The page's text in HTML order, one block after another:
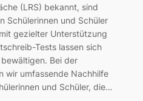
(LRS) bekannt, sind
Schülerinnen und Schüler
gezielter Unterstützung
Tests lassen sich
Bei der
wir umfassende Nachhilfe
und Schüler, die…